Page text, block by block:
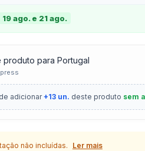
19 ago. e 21 ago.
produto para Portugal
adicionar+13 un. deste produto sem
não incluídas. Ler mais